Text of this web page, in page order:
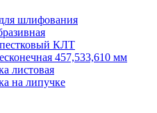
шлифования
КЛТ
457,533,610 мм
листовая
на липучке